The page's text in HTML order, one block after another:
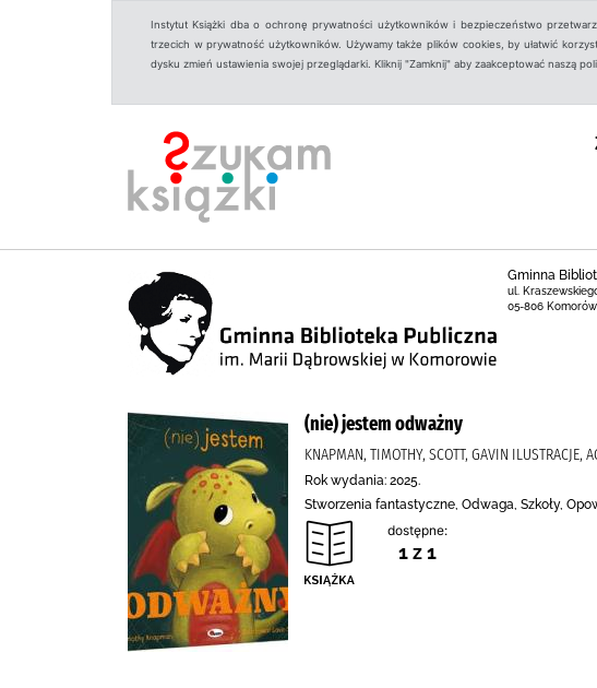
Instytut Książki dba o ochronę prywatności użytkowników i bezpieczeństwo
trzecich w prywatność użytkowników. Używamy także plików cookies, by ułatwić
dysku zmień ustawienia swojej przeglądarki. Kliknij "Zamknij" aby zaakceptować naszą
Gminna
ul.
05-806 Komorów
(nie) jestem odważny
KNAPMAN, TIMOTHY, SCOTT, GAVIN ILUSTRACJE,
Rok wydania: 2025.
Stworzenia fantastyczne, Odwaga, Szkoły,
dostępne:
1 z 1